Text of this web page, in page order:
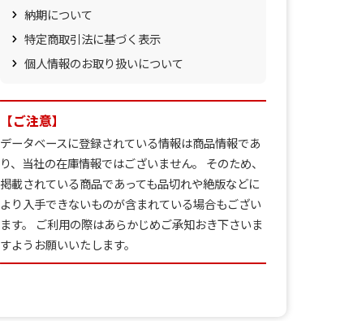
納期について
特定商取引法に基づく表示
個人情報のお取り扱いについて
【ご注意】
データベースに登録されている情報は商品情報であ
り、当社の在庫情報ではございません。 そのため、
掲載されている商品であっても品切れや絶版などに
より入手できないものが含まれている場合もござい
ます。 ご利用の際はあらかじめご承知おき下さいま
すようお願いいたします。